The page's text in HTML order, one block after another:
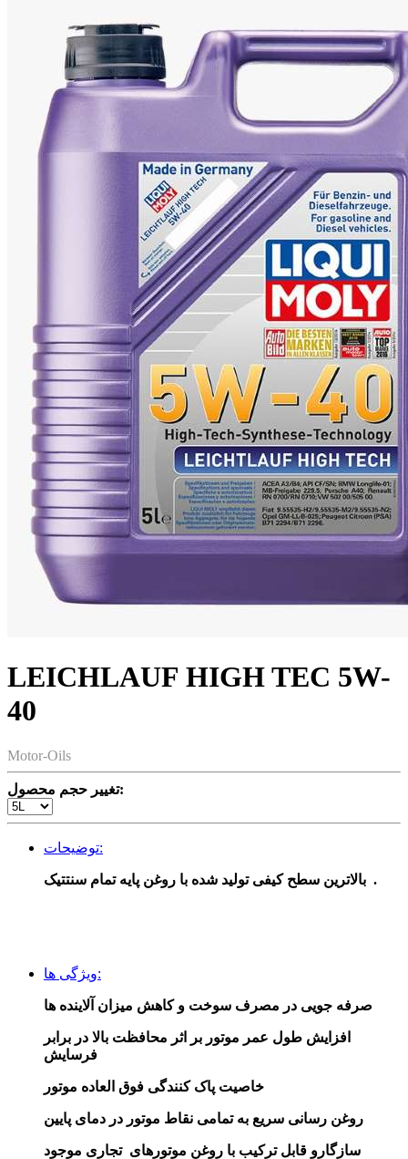
LEICHLAUF HIGH TEC 5W-
40
Motor-Oils
تغییر حجم محصول:
توضیحات:
بالاترین سطح کیفی تولید شده با روغن پایه تمام سنتتیک .
ویژگی ها:
صرفه جویی در مصرف سوخت و کاهش میزان آلاینده ها
افزایش طول عمر موتور بر اثر محافظت بالا در برابر
روغن رسانی سریع به تمامی نقاط موتور در دمای پایین
سازگارو قابل ترکیب با روغن موتورهای تجاری موجود